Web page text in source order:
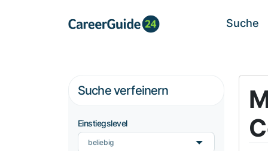
Suche
Suche verfeinern
Einstiegslevel
beliebig